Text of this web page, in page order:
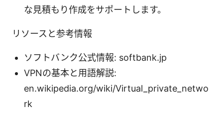
な見積もり作成をサポートします。
リソースと参考情報
ソフトバンク公式情報: softbank.jp
VPNの基本と用語解説:
en.wikipedia.org/wiki/Virtual_private_netwo
rk